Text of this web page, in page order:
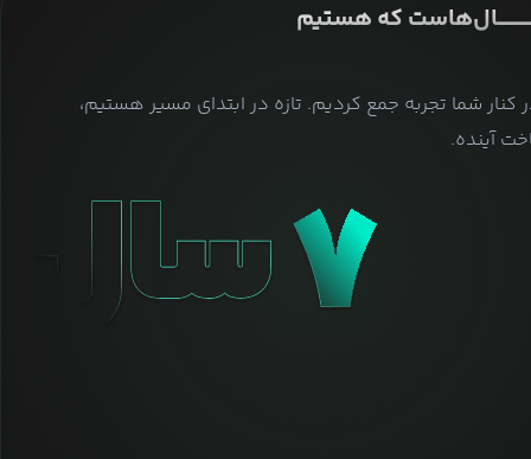
که هستیم
کنار شما تجربه جمع کردیم. تازه در ابتدای مسیر هستیم،
آینده.